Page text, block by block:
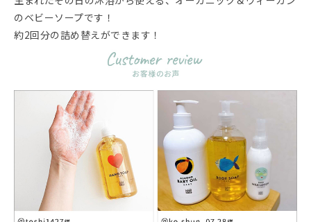
のベビーソープです！
約2回分の詰め替えができます！